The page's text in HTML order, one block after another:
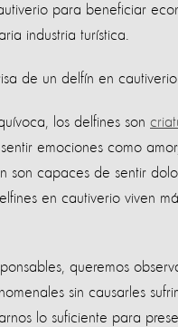
para beneficiar
industria turística.
de un delfín en
los delfines son
emociones como
son capaces de sentir
en cautiverio viven
queremos
sin causarles
lo suficiente para